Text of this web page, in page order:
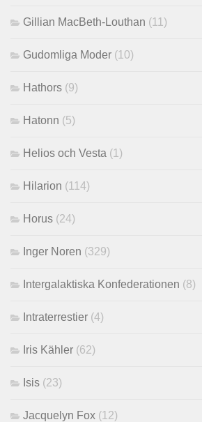
Gillian MacBeth-Louthan (11)
Gudomliga Moder (10)
Hathors (9)
Hatonn (5)
Helios och Vesta (1)
Hilarion (114)
Horus (24)
Inger Noren (329)
Intergalaktiska Konfederationen (8)
Intraterrestier (4)
Iris Kähler (62)
Isis (23)
Jacquelyn Fox (12)